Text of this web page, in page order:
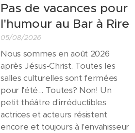
Pas de vacances pour
l'humour au Bar à Rire
05/08/2026
Nous sommes en août 2026
après Jésus-Christ. Toutes les
salles culturelles sont fermées
pour l'été... Toutes? Non! Un
petit théâtre d'irréductibles
actrices et acteurs résistent
encore et toujours à l'envahisseur